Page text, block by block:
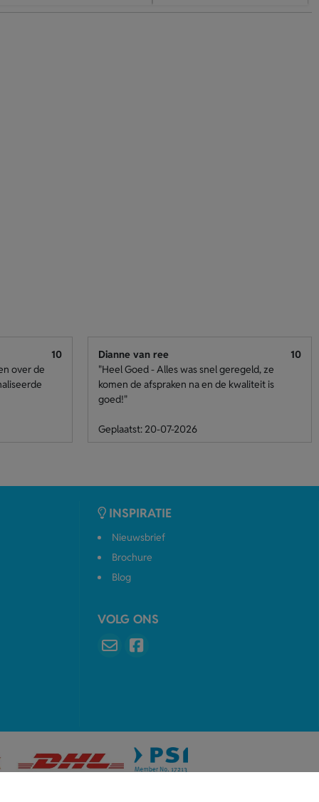
10
over de
Dianne van ree
10
"Heel Goed - Alles was snel geregeld, ze
komen de afspraken na en de kwaliteit is
goed!"
Geplaatst: 20-07-2026
INSPIRATIE
Nieuwsbrief
Brochure
Blog
VOLG ONS